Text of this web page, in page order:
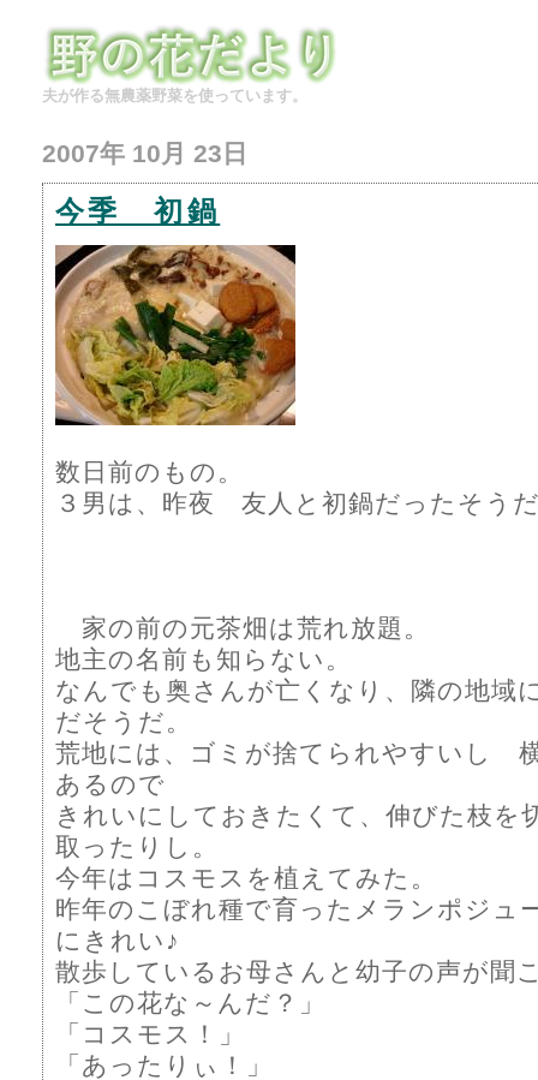
夫が作る無農薬野菜を使っています。
2007年 10月 23日
今季 初鍋
数日前のもの。
３男は、昨夜 友人と初鍋だったそう
家の前の元茶畑は荒れ放題。
地主の名前も知らない。
なんでも奥さんが亡くなり、隣の地域
だそうだ。
荒地には、ゴミが捨てられやすいし
あるので
きれいにしておきたくて、伸びた枝
取ったりし。
今年はコスモスを植えてみた。
昨年のこぼれ種で育ったメランポジュ
にきれい♪
散歩しているお母さんと幼子の声が聞
「この花な～んだ？」
「コスモス！」
「あったりぃ！」